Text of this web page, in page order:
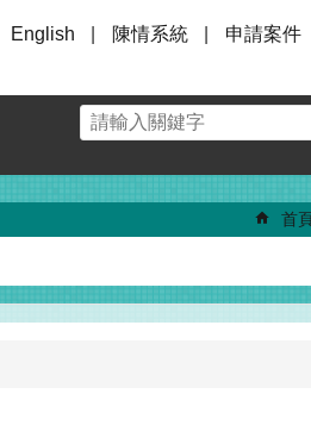
English 陳情系統 申請案件
首